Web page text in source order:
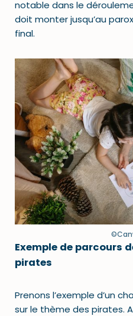
notable dans le
doit monter jusqu’au
final.
Exemple de parcours
pirates
Prenons l’exemple d’un
sur le thème des pirates.